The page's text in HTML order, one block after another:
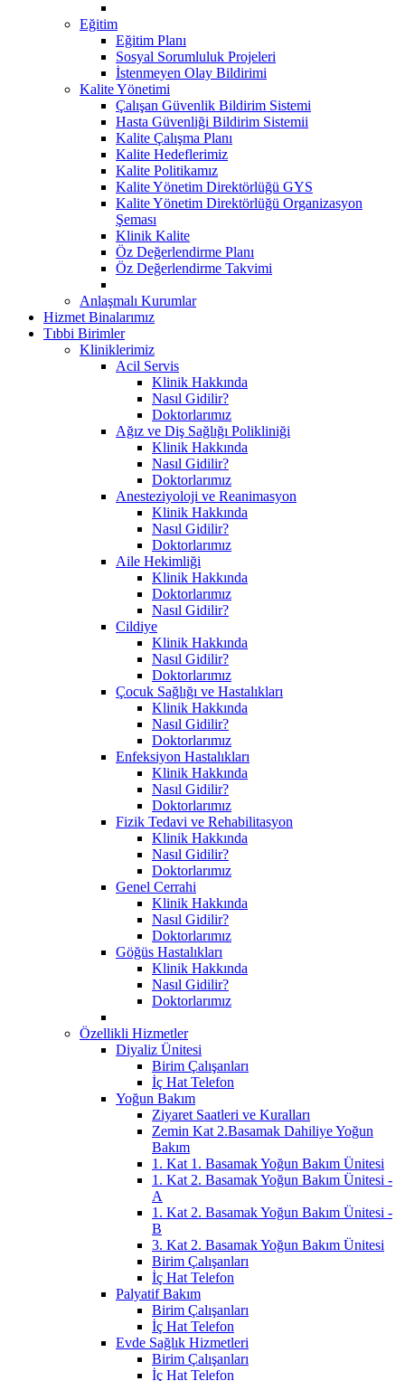
Eğitim
Eğitim Planı
Sosyal Sorumluluk Projeleri
İstenmeyen Olay Bildirimi
Kalite Yönetimi
Çalışan Güvenlik Bildirim Sistemi
Hasta Güvenliği Bildirim Sistemii
Kalite Çalışma Planı
Kalite Hedeflerimiz
Kalite Politikamız
Kalite Yönetim Direktörlüğü GYS
Kalite Yönetim Direktörlüğü Organizasyon
Şeması
Klinik Kalite
Öz Değerlendirme Planı
Öz Değerlendirme Takvimi
Anlaşmalı Kurumlar
Hizmet Binalarımız
Tıbbi Birimler
Kliniklerimiz
Acil Servis
Klinik Hakkında
Nasıl Gidilir?
Doktorlarımız
Ağız ve Diş Sağlığı Polikliniği
Klinik Hakkında
Nasıl Gidilir?
Doktorlarımız
Anesteziyoloji ve Reanimasyon
Klinik Hakkında
Nasıl Gidilir?
Doktorlarımız
Aile Hekimliği
Klinik Hakkında
Doktorlarımız
Nasıl Gidilir?
Cildiye
Klinik Hakkında
Nasıl Gidilir?
Doktorlarımız
Çocuk Sağlığı ve Hastalıkları
Klinik Hakkında
Nasıl Gidilir?
Doktorlarımız
Enfeksiyon Hastalıkları
Klinik Hakkında
Nasıl Gidilir?
Doktorlarımız
Fizik Tedavi ve Rehabilitasyon
Klinik Hakkında
Nasıl Gidilir?
Doktorlarımız
Genel Cerrahi
Klinik Hakkında
Nasıl Gidilir?
Doktorlarımız
Göğüs Hastalıkları
Klinik Hakkında
Nasıl Gidilir?
Doktorlarımız
Özellikli Hizmetler
Diyaliz Ünitesi
Birim Çalışanları
İç Hat Telefon
Yoğun Bakım
Ziyaret Saatleri ve Kuralları
Zemin Kat 2.Basamak Dahiliye Yoğun
Bakım
1. Kat 1. Basamak Yoğun Bakım Ünitesi
1. Kat 2. Basamak Yoğun Bakım Ünitesi -
A
1. Kat 2. Basamak Yoğun Bakım Ünitesi -
B
3. Kat 2. Basamak Yoğun Bakım Ünitesi
Birim Çalışanları
İç Hat Telefon
Palyatif Bakım
Birim Çalışanları
İç Hat Telefon
Evde Sağlık Hizmetleri
Birim Çalışanları
İç Hat Telefon